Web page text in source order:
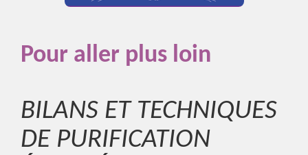
Pour aller plus loin
BILANS ET TECHNIQUES
DE PURIFICATION